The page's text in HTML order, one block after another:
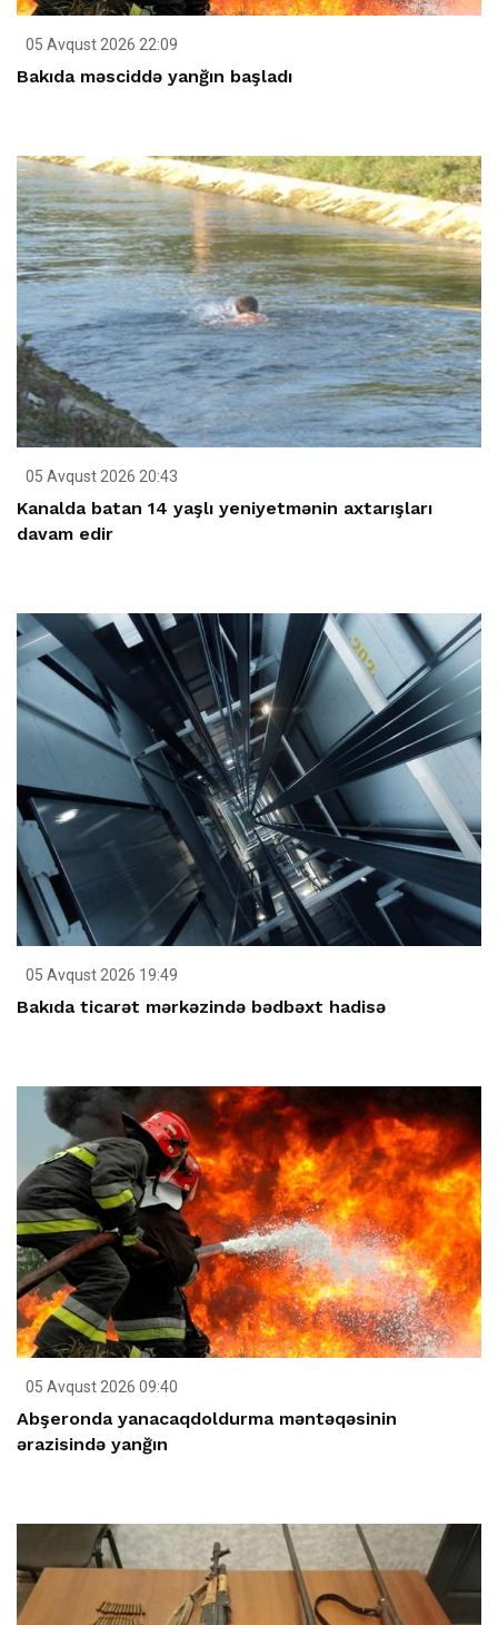
05 Avqust 2026 22:09
Bakıda məsciddə yanğın başladı
05 Avqust 2026 20:43
Kanalda batan 14 yaşlı yeniyetmənin axtarışları
davam edir
05 Avqust 2026 19:49
Bakıda ticarət mərkəzində bədbəxt hadisə
05 Avqust 2026 09:40
Abşeronda yanacaqdoldurma məntəqəsinin
ərazisində yanğın